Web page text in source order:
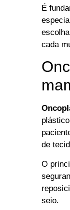
É
cada
de
O
seio.